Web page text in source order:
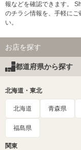
報などを確認できます。
のチラシ情報を、手軽に
い。
お店を探す
都道府県から探す
北海道・東北
北海道 青森県
福島県
関東